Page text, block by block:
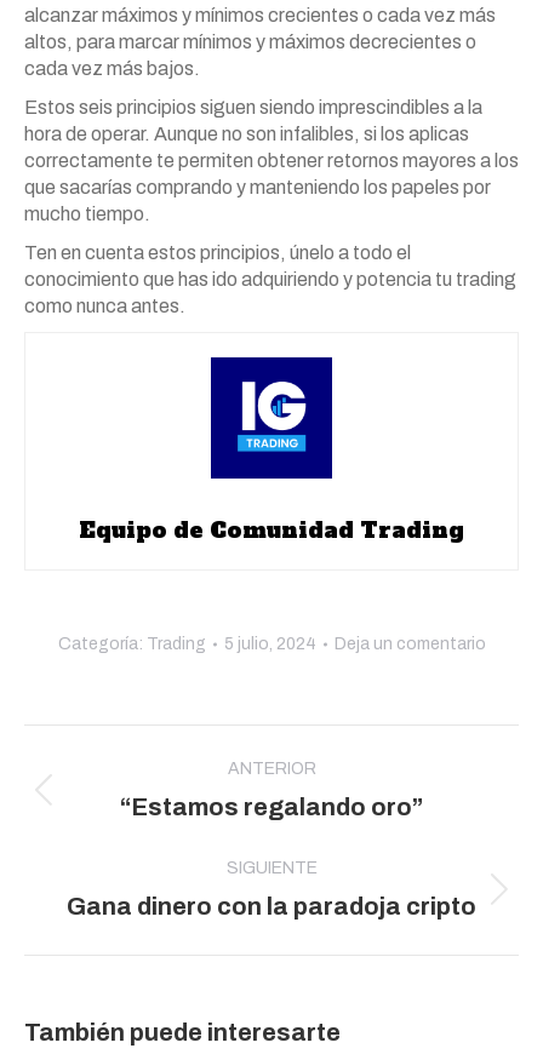
alcanzar máximos y mínimos crecientes o cada vez más
altos, para marcar mínimos y máximos decrecientes o
cada vez más bajos.
Estos seis principios siguen siendo imprescindibles a la
hora de operar. Aunque no son infalibles, si los aplicas
correctamente te permiten obtener retornos mayores a los
que sacarías comprando y manteniendo los papeles por
mucho tiempo.
Ten en cuenta estos principios, únelo a todo el
conocimiento que has ido adquiriendo y potencia tu trading
como nunca antes.
Equipo de Comunidad Trading
Categoría: Trading 5 julio, 2024 Deja un comentario
entre
publicaciones
ANTERIOR
Publicación
“Estamos regalando oro”
SIGUIENTE
Publicación
Gana dinero con la paradoja cripto
También puede interesarte